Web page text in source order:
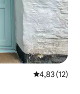
4,83 (12)